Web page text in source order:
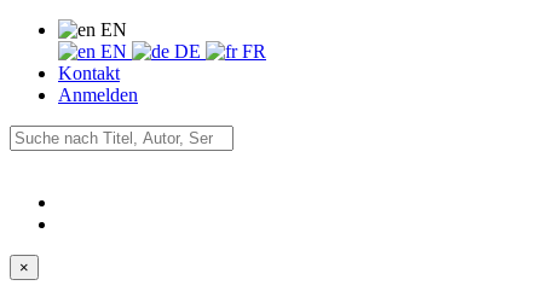
EN
EN
DE
FR
Kontakt
Anmelden
×